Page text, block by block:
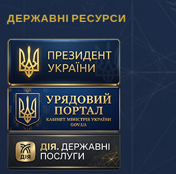
ДЕРЖАВНІ РЕСУРСИ